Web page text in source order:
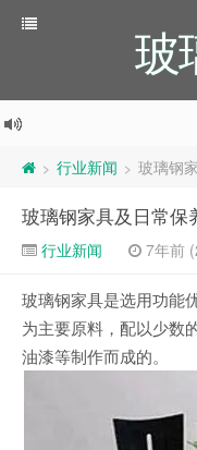
玻
> 行业新闻 > 玻璃钢
玻璃钢家具及日常保
行业新闻 7年前
玻璃钢家具是选用功能
为主要原料，配以少数
油漆等制作而成的。